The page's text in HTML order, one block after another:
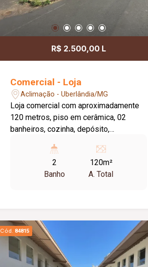
R$ 2.500,00 L
Comercial - Loja
Aclimação - Uberlândia/MG
Loja comercial com aproximadamente
120 metros, piso em cerâmica, 02
banheiros, cozinha, depósito,
2
Banho
120m²
A. Total
Cód. 84815